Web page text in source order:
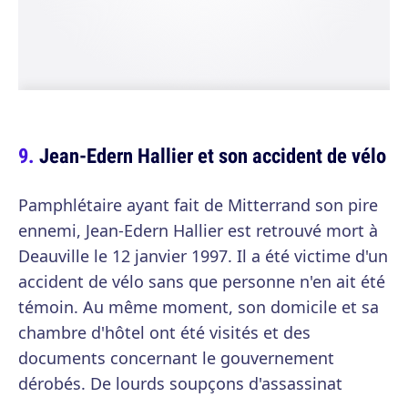
Jean-Edern Hallier et son accident de vélo
Pamphlétaire ayant fait de Mitterrand son pire
ennemi, Jean-Edern Hallier est retrouvé mort à
Deauville le 12 janvier 1997. Il a été victime d'un
accident de vélo sans que personne n'en ait été
témoin. Au même moment, son domicile et sa
chambre d'hôtel ont été visités et des
documents concernant le gouvernement
dérobés. De lourds soupçons d'assassinat